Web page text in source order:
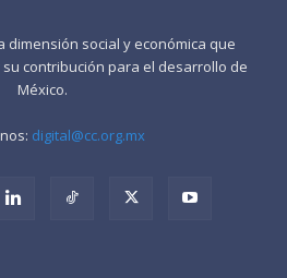
dimensión social y económica que
contribución para el desarrollo de
México.
digital@cc.org.mx